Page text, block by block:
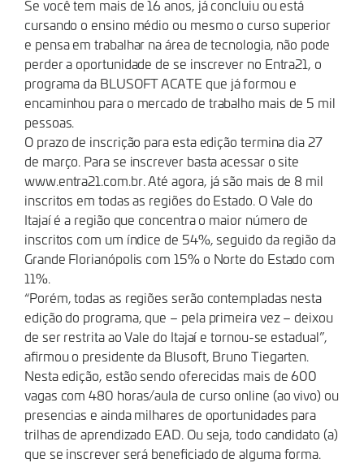
Se você tem mais de 16 anos, já concluiu ou está
cursando o ensino médio ou mesmo o curso superior
e pensa em trabalhar na área de tecnologia, não pode
perder a oportunidade de se inscrever no Entra21, o
programa da BLUSOFT ACATE que já formou e
encaminhou para o mercado de trabalho mais de 5 mil
pessoas.
O prazo de inscrição para esta edição termina dia 27
de março. Para se inscrever basta acessar o site
www.entra21.com.br. Até agora, já são mais de 8 mil
inscritos em todas as regiões do Estado. O Vale do
Itajaí é a região que concentra o maior número de
inscritos com um índice de 54%, seguido da região da
Grande Florianópolis com 15% o Norte do Estado com
11%.
“Porém, todas as regiões serão contempladas nesta
edição do programa, que – pela primeira vez – deixou
de ser restrita ao Vale do Itajaí e tornou-se estadual”,
afirmou o presidente da Blusoft, Bruno Tiegarten.
Nesta edição, estão sendo oferecidas mais de 600
vagas com 480 horas/aula de curso online (ao vivo) ou
presencias e ainda milhares de oportunidades para
trilhas de aprendizado EAD. Ou seja, todo candidato (a)
que se inscrever será beneficiado de alguma forma.